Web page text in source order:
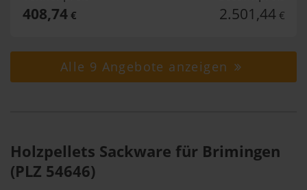
408,74€ 2.501,44 €
Alle 9 Angebote anzeigen
Holzpellets Sackware für Brimingen
(PLZ 54646)